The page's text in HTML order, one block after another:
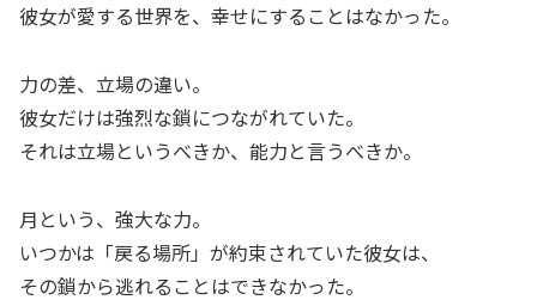
彼女が愛する世界を、幸せにすることはなかった。
力の差、立場の違い。
彼女だけは強烈な鎖につながれていた。
それは立場というべきか、能力と言うべきか。
月という、強大な力。
いつかは「戻る場所」が約束されていた彼女は、
その鎖から逃れることはできなかった。